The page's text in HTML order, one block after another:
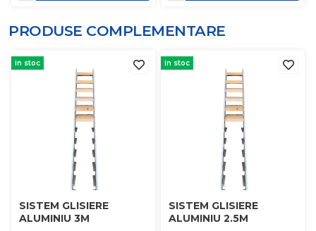
PRODUSE COMPLEMENTARE
in stoc
SISTEM GLISIERE
ALUMINIU 3M
in stoc
SISTEM GLISIERE
ALUMINIU 2.5M